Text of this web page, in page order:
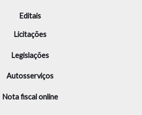
Editais
Licitações
Legislações
Autosserviços
Nota fiscal online